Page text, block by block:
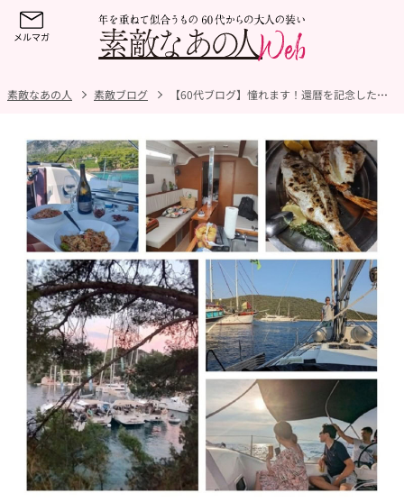
素敵なあの人 素敵ブログ 【60代ブログ】憧れます！還暦を記念した仲間との素敵なヨットクルーズでクロアチア・アドリア海での1週間／前編